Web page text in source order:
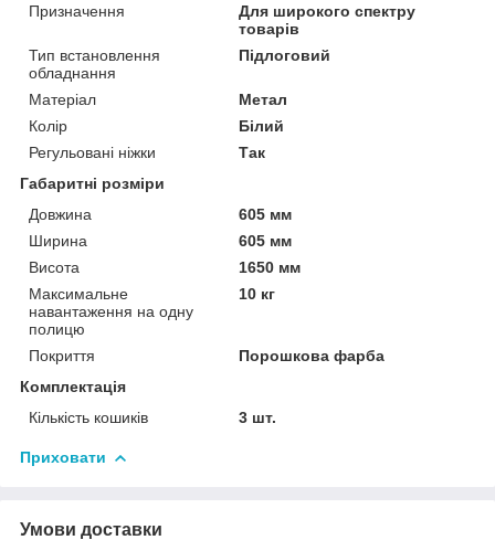
Призначення
Для широкого спектру
товарів
Тип встановлення
обладнання
Підлоговий
Матеріал
Метал
Колір
Білий
Регульовані ніжки
Так
Габаритні розміри
Довжина
605 мм
Ширина
605 мм
Висота
1650 мм
Максимальне
навантаження на одну
полицю
10 кг
Покриття
Порошкова фарба
Комплектація
Кількість кошиків
3 шт.
Приховати
Умови доставки